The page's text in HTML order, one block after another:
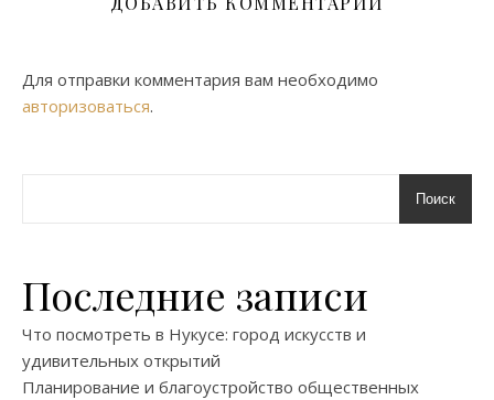
Для отправки комментария вам необходимо
авторизоваться.
Поиск
Последние записи
Что посмотреть в Нукусе: город искусств и
удивительных открытий
Планирование и благоустройство общественных